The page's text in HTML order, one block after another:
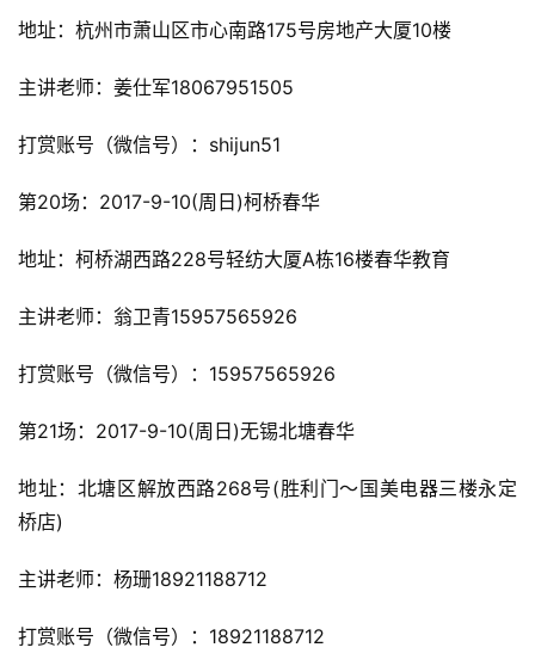
地址：杭州市萧山区市心南路175号房地产大厦10楼
主讲老师：姜仕军18067951505
打赏账号（微信号）：shijun51
第20场：2017-9-10(周日)柯桥春华
地址：柯桥湖西路228号轻纺大厦A栋16楼春华教育
主讲老师：翁卫青15957565926
打赏账号（微信号）：15957565926
第21场：2017-9-10(周日)无锡北塘春华
地址：北塘区解放西路268号(胜利门～国美电器三楼永定
桥店)
主讲老师：杨珊18921188712
打赏账号（微信号）：18921188712